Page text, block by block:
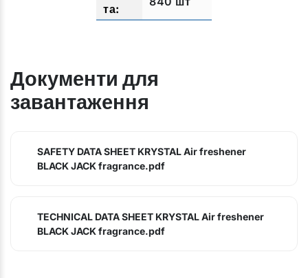
Документи для
завантаження
SAFETY DATA SHEET KRYSTAL Air freshener
BLACK JACK fragrance.pdf
TECHNICAL DATA SHEET KRYSTAL Air freshener
BLACK JACK fragrance.pdf